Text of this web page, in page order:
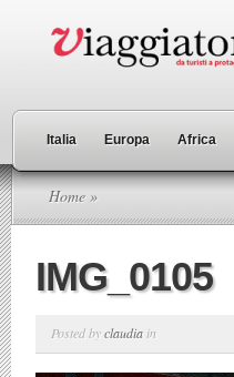
Italia Europa Africa
Home »
IMG_0105
Posted byclaudia in